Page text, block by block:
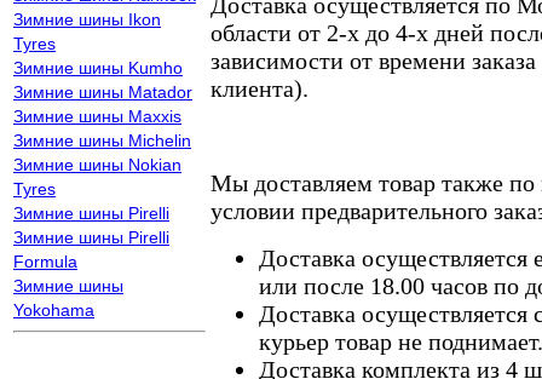
Зимние шины Ikon
Tyres
Зимние шины Kumho
Зимние шины Matador
Зимние шины Maxxis
Зимние шины Michelin
Зимние шины Nokian
Tyres
Зимние шины Pirelli
Зимние шины Pirelli
Formula
Зимние шины
Yokohama
области от 2-х до 4-х дней
зависимости от времени
клиента).
Мы доставляем товар также
условии предварительного
Доставка осуществляется
или после 18.00 часов по
Доставка осуществляется
курьер товар не поднимает.
Доставка комплекта из 4